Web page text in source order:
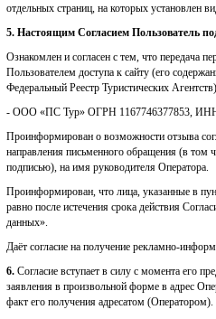
отдельных страниц, на которых установлен
5. Настоящим Согласием Пользователь
Ознакомлен и согласен с тем, что передача
Пользователем доступа к сайту (его
Федеральный Реестр Туристических
- ООО «ПС Тур» ОГРН 1167746377853, ИНН
Проинформирован о возможности отзыва
направления письменного обращения (в том
подписью), на имя руководителя Оператора.
Проинформирован, что лица, указанные в
равно после истечения срока действия
данных».
Даёт согласие на получение рекламно-
6. Согласие вступает в силу с момента его
заявления в произвольной форме в адрес
факт его получения адресатом (Оператором).